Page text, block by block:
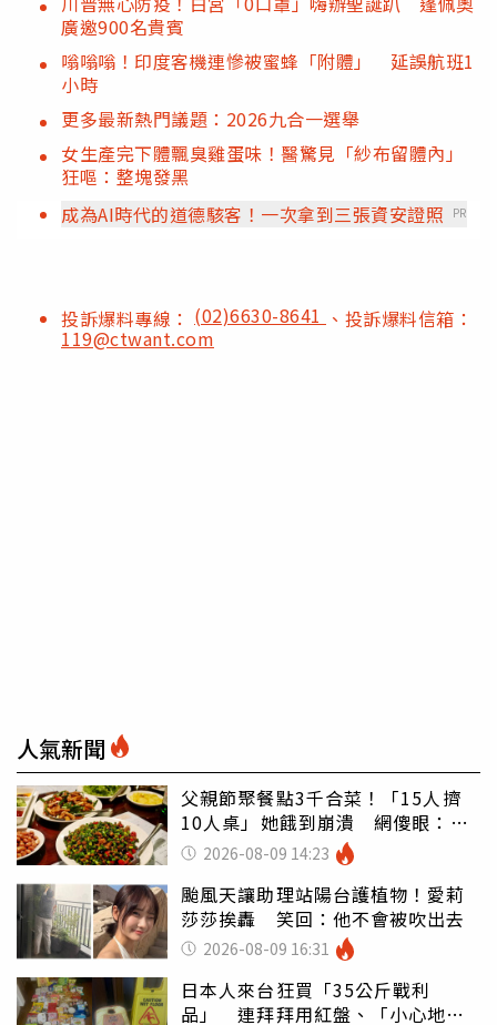
廣邀900名貴賓
嗡嗡嗡！印度客機連慘被蜜蜂「附體」 延誤航班1
小時
更多最新熱門議題：2026九合一選舉
女生產完下體飄臭雞蛋味！醫驚見「紗布留體內」
狂嘔：整塊發黑
成為AI時代的道德駭客！一次拿到三張資安證照
PR
投訴爆料專線： (02)6630-8641 、投訴爆料信箱：
119@ctwant.com
人氣新聞
父親節聚餐點3千合菜！「15人擠
10人桌」她餓到崩潰 網傻眼：讓
店家看笑話
2026-08-09 14:23
颱風天讓助理站陽台護植物！愛莉
莎莎挨轟 笑回：他不會被吹出去
2026-08-09 16:31
日本人來台狂買「35公斤戰利
品」 連拜拜用紅盤、「小心地